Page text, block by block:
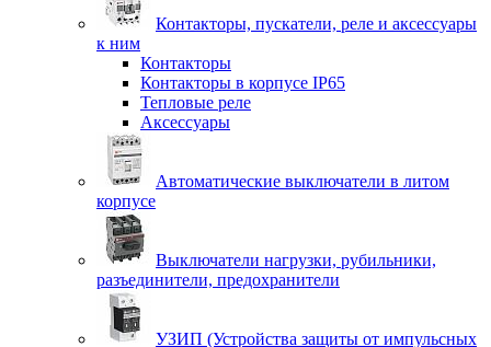
Контакторы, пускатели, реле и аксессуары
к ним
Контакторы
Контакторы в корпусе IP65
Тепловые реле
Аксессуары
Автоматические выключатели в литом
корпусе
Выключатели нагрузки, рубильники,
разъединители, предохранители
УЗИП (Устройства защиты от импульсных